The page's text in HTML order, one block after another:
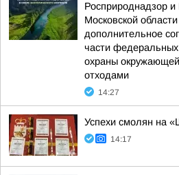
Росприроднадзор и
Московской
дополнительное
части
охраны
отходами
14:27
Успехи смолян на
14:17